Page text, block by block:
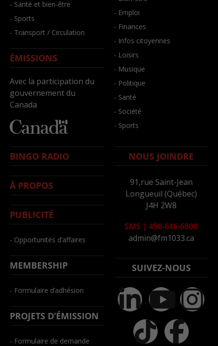
- Santé et bien-être
- Sports
- Transport / Circulation
ÉMISSIONS
Avec la participation du
gouvernement du
Canada
- Emploi
- Finances
- Infos citoyennes
- Loisirs
- Musique
- Politique
- Santé
- Société
- Sports
BINGO RADIO
À PROPOS
PUBLICITÉ
- Opportunités d’affaires
MEMBERSHIP
- Formulaire d’adhésion
PROJETS D’ÉMISSION
- Formulaire de demande
NOUS JOINDRE
91,rue Saint-Jean
Longueuil (Québec)
J4H 2W8
SMS | 450-646-6800
admin@fm1033.ca
SUIVEZ-NOUS